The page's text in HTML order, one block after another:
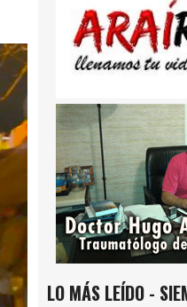
LO MÁS LEÍDO -